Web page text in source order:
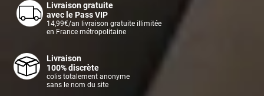
Livraison gratuite
avec le Pass VIP
14,99€/an livraison gratuite illimitée
en France métropolitaine
Livraison
100% discrète
colis totalement anonyme
sans le nom du site